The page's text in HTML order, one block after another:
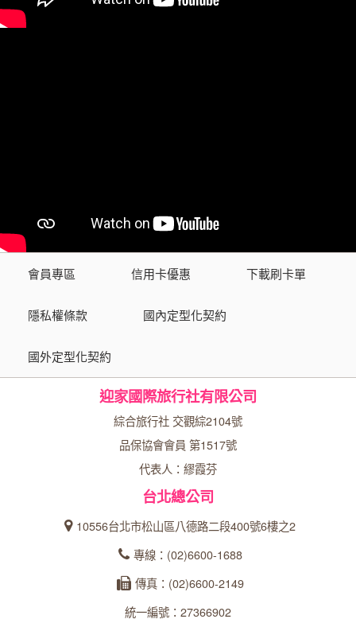
會員專區 信用卡優惠 下載刷卡單
隱私權條款 國內定型化契約
國外定型化契約
迎家國際旅行社有限公司
綜合旅行社 交觀綜2104號
品保協會會員 第1517號
代表人：繆霞芬
台北總公司
10556台北市松山區八德路二段400號6樓之2
專線：(02)6600-1688
傳真：(02)6600-2149
統一編號：27366902